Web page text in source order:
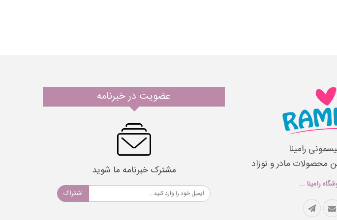
رامینا
محصولات مادر و نوزاد
رامینا ...
عضویت در خبرنامه
مشترک خبرنامه ما شوید
اشتراک